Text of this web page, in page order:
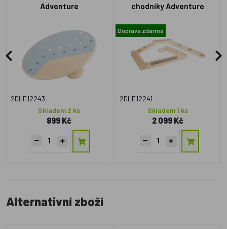
Adventure
2DLE12243
Skladem 2 ks
899 Kč
chodníky Adventure
Doprava zdarma
2DLE12241
Skladem 1 ks
2 099 Kč
Alternativní zboží